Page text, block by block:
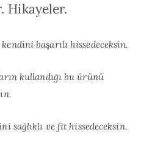
Hikayeler.
başarılı hissedeceksin.
kullandığı bu ürünü
sağlıklı ve fit hissedeceksin.